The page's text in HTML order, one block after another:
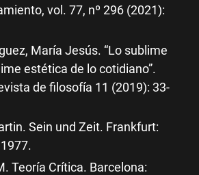
vol. 77, nº 296 (2021):
María Jesús. “Lo sublime
estética de lo cotidiano”.
de filosofía 11 (2019): 33-
Sein und Zeit. Frankfurt:
Teoría Crítica. Barcelona: